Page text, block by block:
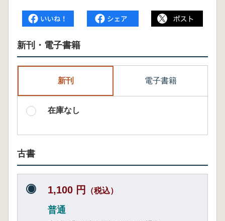
新刊・電子書籍
新刊 電子書籍
在庫なし
古書
1,100 円 （税込）
普通